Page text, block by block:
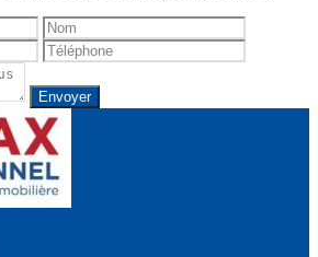
Envoyer